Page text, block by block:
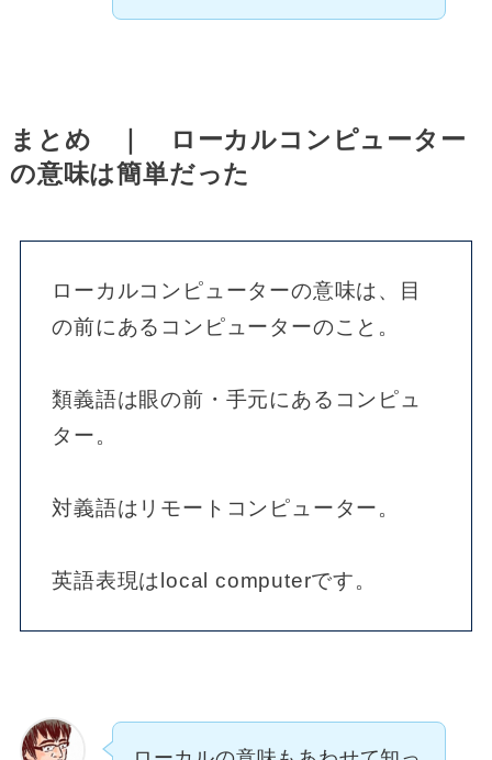
まとめ ｜ ローカルコンピューター
の意味は簡単だった
ローカルコンピューターの意味は、目
の前にあるコンピューターのこと。
類義語は眼の前・手元にあるコンピュ
ター。
対義語はリモートコンピューター。
英語表現はlocal computerです。